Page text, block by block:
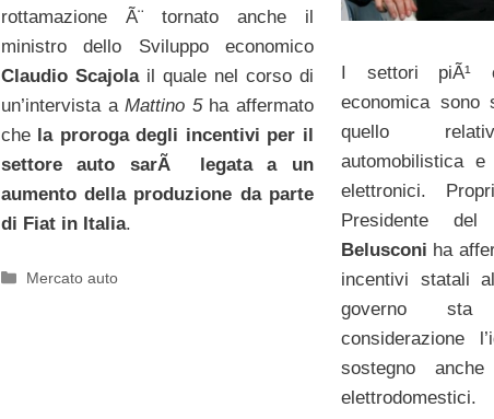
rottamazione Ã¨ tornato anche il
ministro dello Sviluppo economico
Claudio Scajolail quale nel corso di
un’intervista aMattino 5ha affermato
che la proroga degli incentivi per il
settore auto sarÃ legata a un
aumento della produzione da parte
di Fiat in Italia.
Categorie
Mercato auto
I settori piÃ¹
economica sono
quello
automobilistica
elettronici.
Presidente
Belusconi ha
incentivi statali
governo sta
considerazione
sostegno anche
elettrodomestici.